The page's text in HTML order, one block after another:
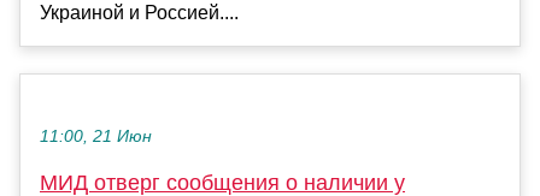
Украиной и Россией....
11:00, 21 Июн
МИД отверг сообщения о наличии у